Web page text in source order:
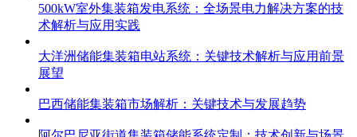
500kW室外集装箱发电系统：全场景电力解决方案的技
术解析与应用实践
大洋洲储能集装箱电站系统：关键技术解析与应用前景
展望
巴西储能集装箱市场解析：关键技术与发展趋势